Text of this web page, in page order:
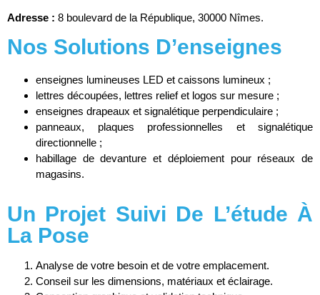
Adresse : 8 boulevard de la République, 30000 Nîmes.
Nos Solutions D’enseignes
enseignes lumineuses LED et caissons lumineux ;
lettres découpées, lettres relief et logos sur mesure ;
enseignes drapeaux et signalétique perpendiculaire ;
panneaux, plaques professionnelles et signalétique
directionnelle ;
habillage de devanture et déploiement pour réseaux de
magasins.
Un Projet Suivi De L’étude À
La Pose
Analyse de votre besoin et de votre emplacement.
Conseil sur les dimensions, matériaux et éclairage.